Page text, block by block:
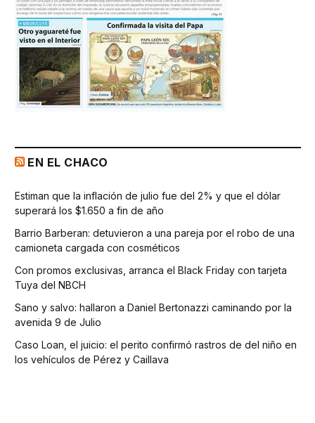
EN EL CHACO
Estiman que la inflación de julio fue del 2% y que el dólar
superará los $1.650 a fin de año
Barrio Barberan: detuvieron a una pareja por el robo de una
camioneta cargada con cosméticos
Con promos exclusivas, arranca el Black Friday con tarjeta
Tuya del NBCH
Sano y salvo: hallaron a Daniel Bertonazzi caminando por la
avenida 9 de Julio
Caso Loan, el juicio: el perito confirmó rastros de del niño en
los vehículos de Pérez y Caillava